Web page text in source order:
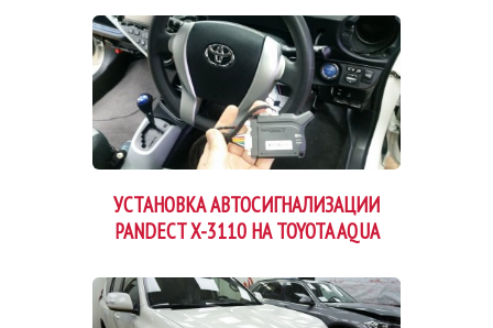
УСТАНОВКА АВТОСИГНАЛИЗАЦИИ
PANDECT X-3110 НА TOYOTA AQUA